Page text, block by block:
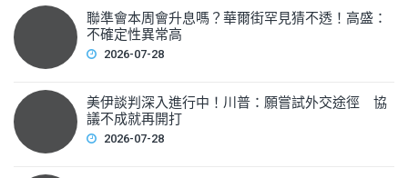
聯準會本周會升息嗎？華爾街罕見猜不透！高盛：
不確定性異常高
2026-07-28
美伊談判深入進行中！川普：願嘗試外交途徑 協
議不成就再開打
2026-07-28